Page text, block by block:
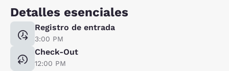
Detalles esenciales
Registro de entrada
3:00 PM
Check-Out
12:00 PM